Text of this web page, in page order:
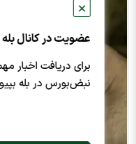
✕
عضویت در کانال بله
برای دریافت اخبار
نبض‌بورس در بله